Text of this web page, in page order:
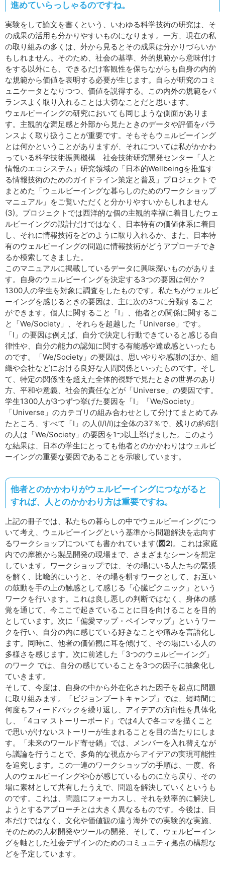
進めていらっしゃるのですね。
実験をして論文を書くという、いわゆる科学技術の研究は、そ
の成果の活用も分かりやすいものになります。一方、現在の私
の取り組みの多くは、外から見るとその成果は分かりづらいか
もしれません。そのため、社会の基準、外的規範から意味付け
をする以外にも、できるだけ客観性を保ちながらも自身の内的
な規範から価値を表明する必要が生じます。自らが研究のコミ
ュニケータとなりつつ、価値を説得する。この内外の規範をバ
ランスよく取り入れることは大切なことだと思います。
ウェルビーイングの研究においても同じような側面がありま
す。主観的な満足感と外部から見たときのデータや評価をバラ
ンスよく取り扱うことが重要です。そもそもウェルビーイング
とは何かということがありますが、それについては私がかかわ
っている科学技術振興機構 社会技術研究開発センター「人と
情報のエコシステム」研究領域の「日本的Wellbeingを推進す
る情報技術のためのガイドライン策定と普及」プロジェクトで
まとめた「ウェルビーイングな暮らしのためのワークショップ
マニュアル」をご覧いただくと分かりやすいかもしれません
(3)。プロジェクトでは西洋的な個の主観的幸福に着目したウェ
ルビーイングの設計だけではなく、日本特有の価値体系に着目
し、それに情報技術をどのように取り入れるか、また、日本特
有のウェルビーイングの問題に情報技術がどうアプローチでき
るか模索してきました。
このマニュアルに掲載しているデータに興味深いものがありま
す。自身のウェルビーイングを決定する3つの要因は何か？
1300人の学生を対象に調査をしたものです。私たちがウェルビ
ーイングを感じるときの要因は、主に次の3つに分類すること
ができます。個人に関すること「I」、他者との関係に関するこ
と「We/Society」、それらを超越した「Universe」です。
「I」の要因は例えば、自分で決定し行動できていると感じる自
律性や、自分の能力の認知に関する有能感や達成感といったも
のです。「We/Society」の要因は、思いやりや感謝のほか、組
織や会社などにおける良好な人間関係といったものです。そし
て、特定の関係性を超えた全体的視野で見たときの世界のあり
方、平和や意義、社会的責任などが「Universe」の要因です。
学生1300人が3つずつ挙げた要因を「I」「We/Society」
「Universe」のカテゴリの組み合わせとして分けてまとめてみ
たところ、すべて「I」の人(I/I/I)は全体の37％で、残りの約6割
の人は「We/Society」の要因を1つ以上挙げました。このよう
な結果は、日本の学生にとっても他者とのかかわりはウェルビ
ーイングの重要な要因であることを示唆しています。
他者とのかかわりがウェルビーイングにつながると
すれば、人とのかかわり方は重要ですね。
上記の冊子では、私たちの暮らしの中でウェルビーイングにつ
いて考え、ウェルビーイングという基準から問題解決を志向す
るワークショップについても書かれています(図2)。これは家庭
内での摩擦から製品開発の現場まで、さまざまなシーンを想定
しています。ワークショップでは、その場にいる人たちの緊張
を解く、比喩的にいうと、その場を耕すワークとして、お互い
の鼓動を手の上の触感として感じる「心臓ピクニック」という
ワークを行います。これは良し悪しの判断ではなく、身体の感
覚を通じて、今ここで起きていることに目を向けることを目的
としています。次に「偏愛マップ・ペインマップ」というワー
クを行い、自分の内に感じている好きなことや痛みを言語化し
ます。同時に、他者の価値観に耳を傾けて、その場にいる人の
多様さを感じます。次に前述した「3つのウェルビーイング」
のワーク では、自分の感じていることを3つの因子に抽象化し
ていきます。
そして、今度は、自身の中から外在化された因子を起点に問題
に取り組みます。「ビジョンブートキャンプ」では、短時間に
何度もフィードバックを繰り返し、アイデアの方向性を具体化
し、「4コマ ストーリーボード」では4人で各コマを描くこと
で思いがけないストーリーが生まれることを目の当たりにしま
す。「未来のワールド寄せ鍋」では、メンバーを入れ替えなが
ら議論を行うことで、多角的な視点からアイデアの実現可能性
を追究します。この一連のワークショップの手順は、一度、各
人のウェルビーイングや心が感じているものに立ち戻り、その
場に素材として共有したうえで、問題を解決していくというも
のです。これは、問題にフォーカスし、それを効率的に解決し
ようとするアプローチとは大きく異なるものです。今後は、日
本だけではなく、文化や価値観の違う海外での実験的な実施、
そのための人材開発やツールの開発、そして、ウェルビーイン
グを軸とした社会デザインのためのコミュニティ拠点の構想な
どを予定しています。